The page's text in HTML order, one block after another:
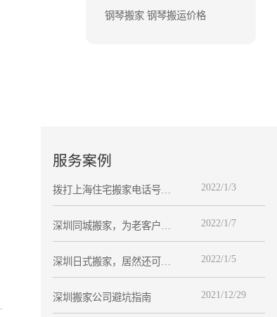
钢琴搬家 钢琴搬运价格
服务案例
拨打上海住宅搬家电话号码
前的必备搬家攻略
2022/1/3
深圳同城搬家，为老客户赵
先生提供服务
2022/1/7
深圳日式搬家，居然还可以
这样
2022/1/5
深圳搬家公司避坑指南 2021/12/29